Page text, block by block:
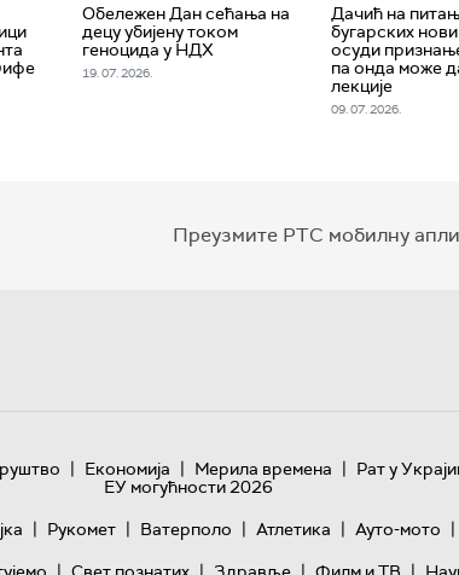
Обележен Дан сећања на
децу убијену током
геноцида у НДХ
19. 07. 2026.
Дачић на
бугарских
осуди
па онда може
лекције
09. 07. 2026.
Преузмите РТС мобилну
| Економија | Мерила времена | Рат у
ЕУ могућности 2026
| Рукомет | Ватерполо | Атлетика | Ауто-мото |